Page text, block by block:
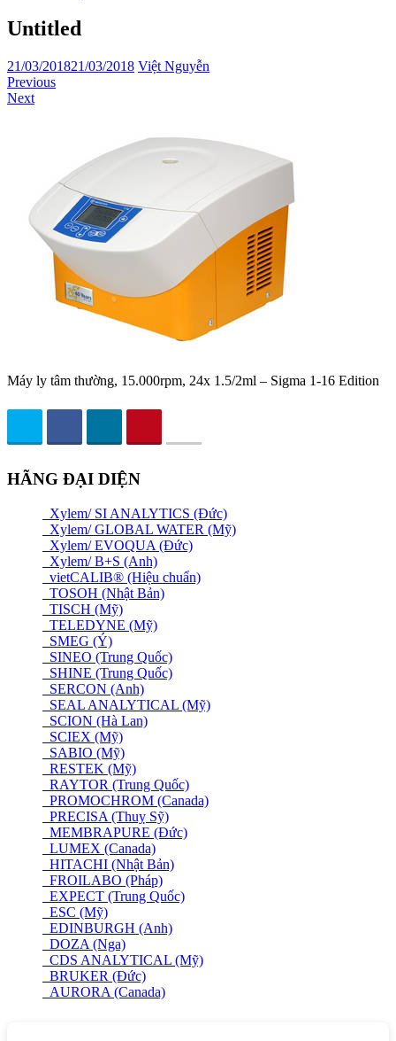
Untitled
21/03/201821/03/2018 Việt Nguyễn
Previous
Next
Máy ly tâm thường, 15.000rpm, 24x 1.5/2ml – Sigma 1-16 Edition
HÃNG ĐẠI DIỆN
Xylem/ SI ANALYTICS (Đức)
Xylem/ GLOBAL WATER (Mỹ)
Xylem/ EVOQUA (Đức)
Xylem/ B+S (Anh)
vietCALIB® (Hiệu chuẩn)
TOSOH (Nhật Bản)
TISCH (Mỹ)
TELEDYNE (Mỹ)
SMEG (Ý)
SINEO (Trung Quốc)
SHINE (Trung Quốc)
SERCON (Anh)
SEAL ANALYTICAL (Mỹ)
SCION (Hà Lan)
SCIEX (Mỹ)
SABIO (Mỹ)
RESTEK (Mỹ)
RAYTOR (Trung Quốc)
PROMOCHROM (Canada)
PRECISA (Thuỵ Sỹ)
MEMBRAPURE (Đức)
LUMEX (Canada)
HITACHI (Nhật Bản)
FROILABO (Pháp)
EXPECT (Trung Quốc)
ESC (Mỹ)
EDINBURGH (Anh)
DOZA (Nga)
CDS ANALYTICAL (Mỹ)
BRUKER (Đức)
AURORA (Canada)